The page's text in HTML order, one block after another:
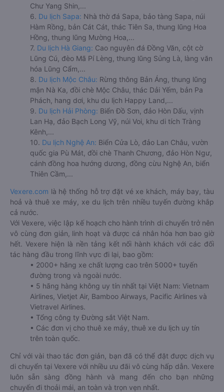
Chư Yang Shin,...
6. Du lịch Sapa: Nhà thờ đá Sapa, bảo tàng Sapa, núi
Hàm Rồng, bản Cát Cát, thác Tiên Sa, thung lũng Hoa
Hồng, thung lũng Mường Hoa,...
7. Du lịch Hà Giang: Cao nguyên đá Đồng Văn, cột cờ
Lũng Cú, đèo Mã Pí Lèng, thung lũng Sủng Là, làng văn
hóa Lũng Cẩm,...
8. Du lịch Mộc Châu: Rừng thông Bản Áng, thung lũng
mận Nà Ka, đồi chè Mộc Châu, thác Dải Yếm, bản Pa
Phách, hang dơi, khu du lịch Happy Land,...
9. Du lịch Hải Phòng: Biển Đồ Sơn, đảo Hòn Dấu, vịnh
Lan Hạ, đảo Bạch Long Vỹ, núi Voi, khu di tích Tràng
Kênh,...
10. Du lịch Nghệ An: Biển Cửa Lò, đảo Lan Châu, vườn
quốc gia Pù Mát, đồi chè Thanh Chương, đảo Hòn Ngư,
cánh đồng hoa hướng dương, đồng cừu Nghệ An, biển
Thiên Cầm,...
Vexere.com là hệ thống hỗ trợ đặt vé xe khách, máy bay, tàu
hoả và thuê xe máy, xe du lịch trên nhiều tuyến đường khắp
cả nước.
Với Vexere, việc lập kế hoạch cho hành trình di chuyển trở nên
vô cùng đơn giản, linh hoạt và được cá nhân hóa hơn bao giờ
hết. Vexere hiện là nền tảng kết nối hành khách với các đối
tác hàng đầu trong lĩnh vực đi lại, bao gồm:
• 2000+ hãng xe chất lượng cao trên 5000+ tuyến
đường trong và ngoài nước.
• 5 hãng hàng không uy tín nhất tại Việt Nam: Vietnam
Airlines, Vietjet Air, Bamboo Airways, Pacific Airlines và
Vietravel Airlines.
• Tổng công ty Đường sắt Việt Nam.
• Các đơn vị cho thuê xe máy, thuê xe du lịch uy tín
trên toàn quốc.
Chỉ với vài thao tác đơn giản, bạn đã có thể đặt được dịch vụ
di chuyển tại Vexere với nhiều ưu đãi vô cùng hấp dẫn. Vexere
luôn sẵn sàng đồng hành và mang đến cho bạn những
chuyến đi thoải mái, an toàn và trọn vẹn nhất.